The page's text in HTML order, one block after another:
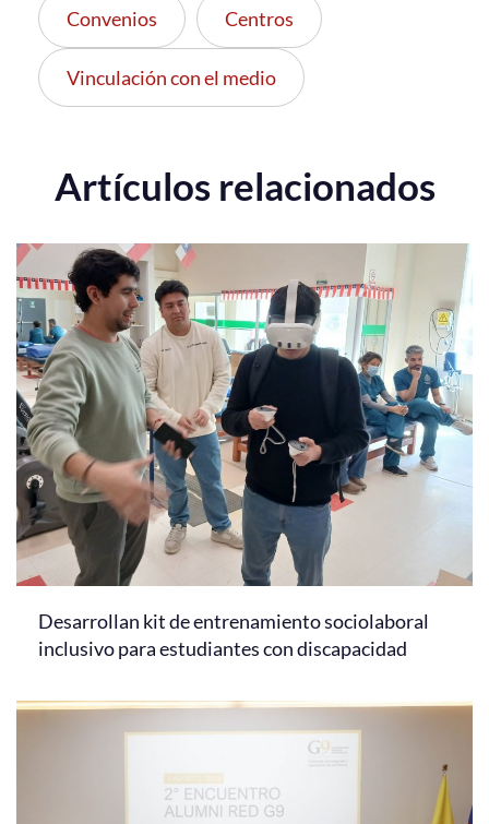
Convenios Centros
Vinculación con el medio
Artículos relacionados
Desarrollan kit de entrenamiento sociolaboral
inclusivo para estudiantes con discapacidad